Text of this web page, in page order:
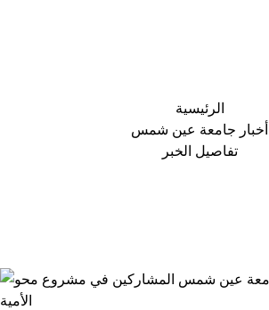
الرئيسية
أخبار جامعة عين شمس
تفاصيل الخبر